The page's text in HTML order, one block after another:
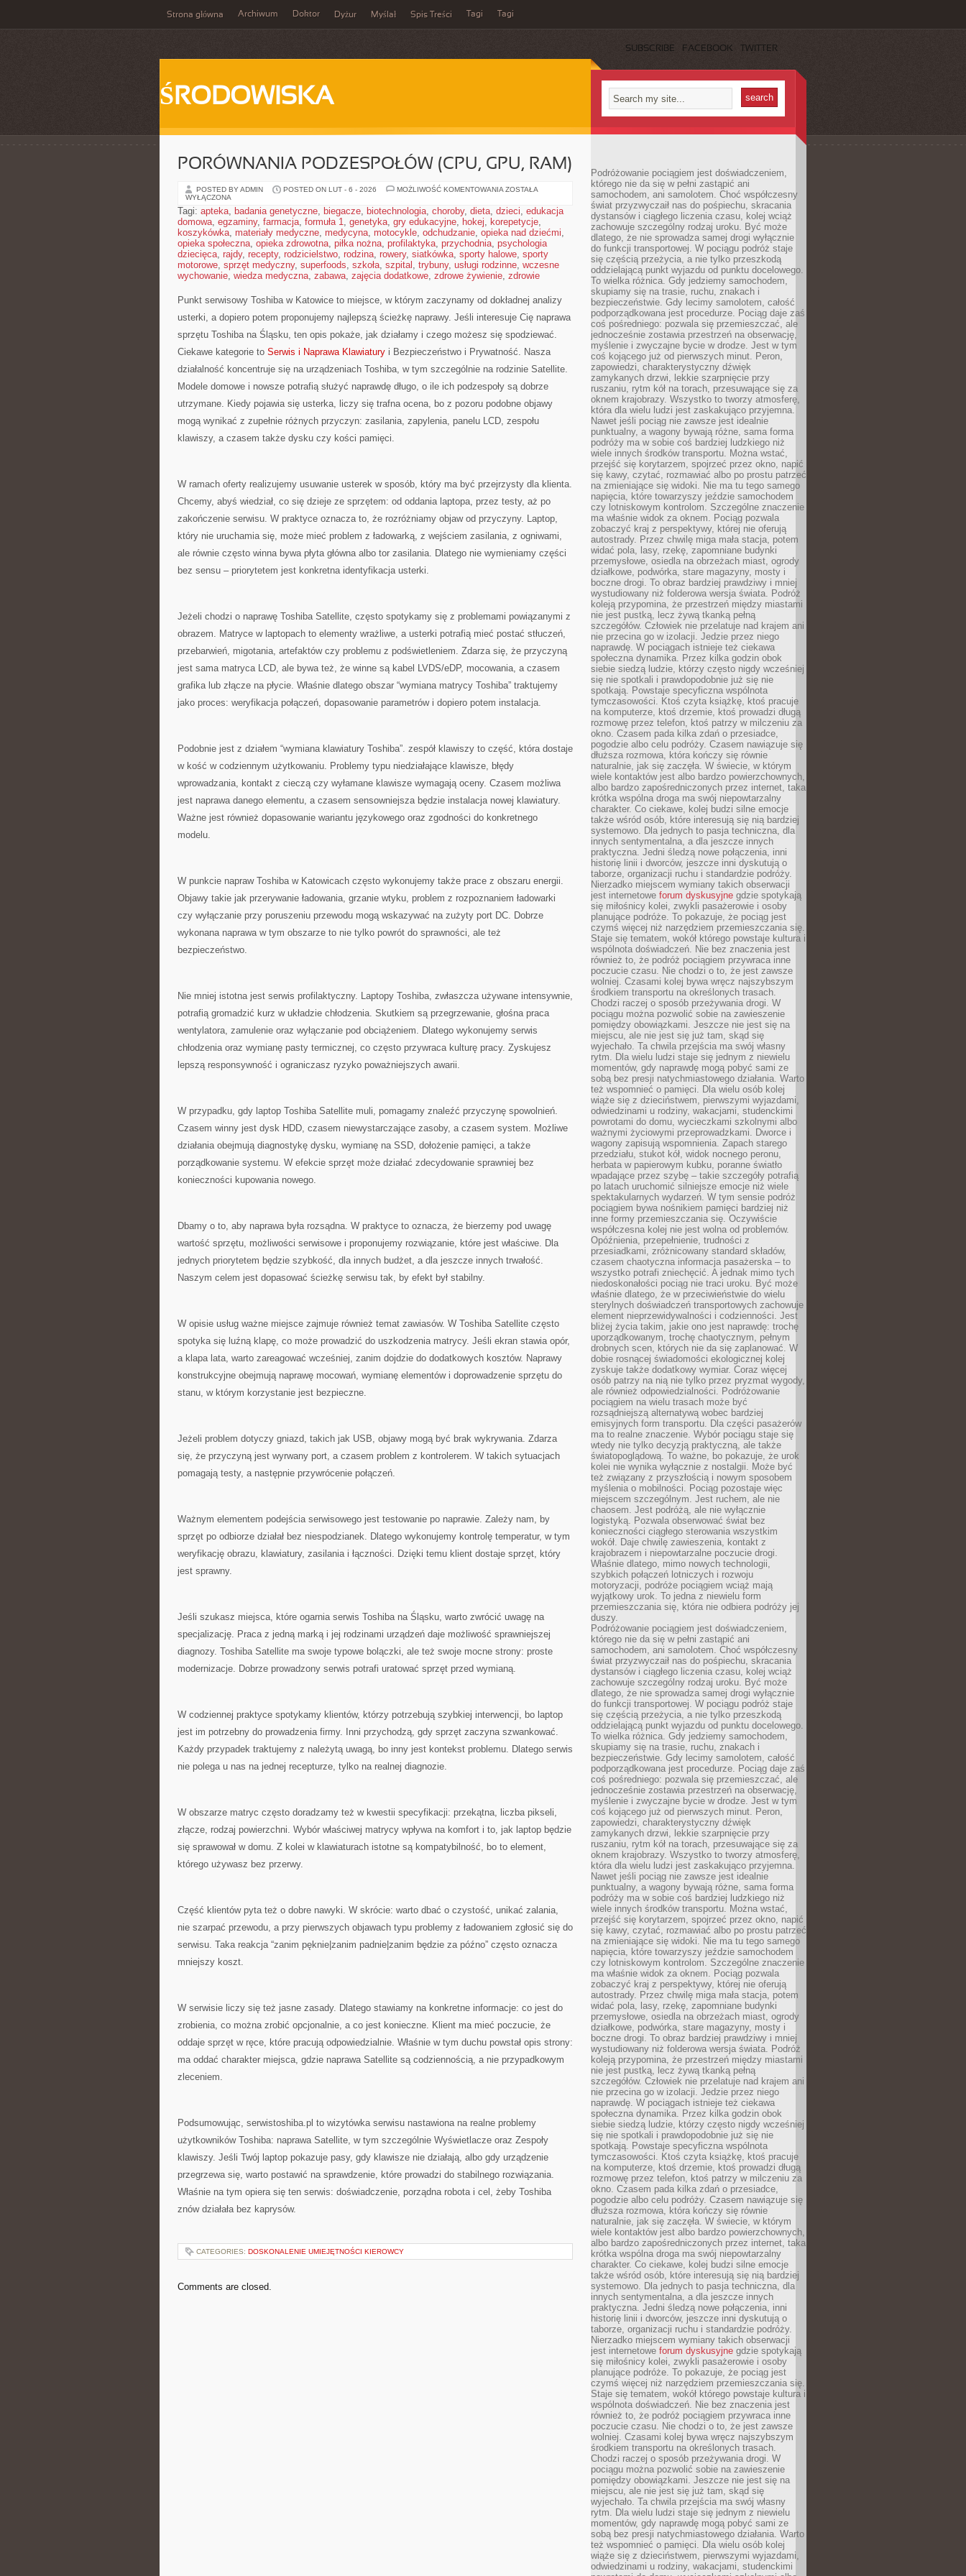
Strona główna Archiwum Doktor Dyżur Myślał Spis Treści Tagi Tagi
SUBSCRIBE FACEBOOK TWITTER
ŚRODOWISKA
PORÓWNANIA PODZESPOŁÓW (CPU, GPU, RAM)
POSTED BY ADMIN POSTED ON LUT - 6 - 2026 MOŻLIWOŚĆ KOMENTOWANIA PORÓWNANIA
GPU,
RAM)
ZOSTAŁA
WYŁĄCZONA
Tagi: apteka, badania genetyczne, biegacze, biotechnologia, choroby, dieta, dzieci, edukacja
domowa, egzaminy, farmacja, formuła 1, genetyka, gry edukacyjne, hokej, korepetycje,
koszykówka, materiały medyczne, medycyna, motocykle, odchudzanie, opieka nad dziećmi,
opieka społeczna, opieka zdrowotna, piłka nożna, profilaktyka, przychodnia, psychologia
dziecięca, rajdy, recepty, rodzicielstwo, rodzina, rowery, siatkówka, sporty halowe, sporty
motorowe, sprzęt medyczny, superfoods, szkoła, szpital , trybuny, usługi rodzinne, wczesne
wychowanie, wiedza medyczna, zabawa, zajęcia dodatkowe, zdrowe żywienie, zdrowie
Punkt serwisowy Toshiba w Katowice to miejsce, w którym zaczynamy od dokładnej analizy
usterki, a dopiero potem proponujemy najlepszą ścieżkę naprawy. Jeśli interesuje Cię naprawa
sprzętu Toshiba na Śląsku, ten opis pokaże, jak działamy i czego możesz się spodziewać.
Ciekawe kategorie to Serwis i Naprawa Klawiatury i Bezpieczeństwo i Prywatność. Nasza
działalność koncentruje się na urządzeniach Toshiba, w tym szczególnie na rodzinie Satellite.
Modele domowe i nowsze potrafią służyć naprawdę długo, o ile ich podzespoły są dobrze
utrzymane. Kiedy pojawia się usterka, liczy się trafna ocena, bo z pozoru podobne objawy
mogą wynikać z zupełnie różnych przyczyn: zasilania, zapylenia, panelu LCD, zespołu
klawiszy, a czasem także dysku czy kości pamięci.
W ramach oferty realizujemy usuwanie usterek w sposób, który ma być przejrzysty dla klienta.
Chcemy, abyś wiedział, co się dzieje ze sprzętem: od oddania laptopa, przez testy, aż po
zakończenie serwisu. W praktyce oznacza to, że rozróżniamy objaw od przyczyny. Laptop,
który nie uruchamia się, może mieć problem z ładowarką, z wejściem zasilania, z ogniwami,
ale równie często winna bywa płyta główna albo tor zasilania. Dlatego nie wymieniamy części
bez sensu – priorytetem jest konkretna identyfikacja usterki.
Jeżeli chodzi o naprawę Toshiba Satellite, często spotykamy się z problemami powiązanymi z
obrazem. Matryce w laptopach to elementy wrażliwe, a usterki potrafią mieć postać stłuczeń,
przebarwień, migotania, artefaktów czy problemu z podświetleniem. Zdarza się, że przyczyną
jest sama matryca LCD, ale bywa też, że winne są kabel LVDS/eDP, mocowania, a czasem
grafika lub złącze na płycie. Właśnie dlatego obszar “wymiana matrycy Toshiba” traktujemy
jako proces: weryfikacja połączeń, dopasowanie parametrów i dopiero potem instalacja.
Podobnie jest z działem “wymiana klawiatury Toshiba”. zespół klawiszy to część, która dostaje
w kość w codziennym użytkowaniu. Problemy typu niedziałające klawisze, błędy
wprowadzania, kontakt z cieczą czy wyłamane klawisze wymagają oceny. Czasem możliwa
jest naprawa danego elementu, a czasem sensowniejsza będzie instalacja nowej klawiatury.
Ważne jest również dopasowanie wariantu językowego oraz zgodności do konkretnego
modelu.
W punkcie napraw Toshiba w Katowicach często wykonujemy także prace z obszaru energii.
Objawy takie jak przerywanie ładowania, grzanie wtyku, problem z rozpoznaniem ładowarki
czy wyłączanie przy poruszeniu przewodu mogą wskazywać na zużyty port DC. Dobrze
wykonana naprawa w tym obszarze to nie tylko powrót do sprawności, ale też
bezpieczeństwo.
Nie mniej istotna jest serwis profilaktyczny. Laptopy Toshiba, zwłaszcza używane intensywnie,
potrafią gromadzić kurz w układzie chłodzenia. Skutkiem są przegrzewanie, głośna praca
wentylatora, zamulenie oraz wyłączanie pod obciążeniem. Dlatego wykonujemy serwis
chłodzenia oraz wymianę pasty termicznej, co często przywraca kulturę pracy. Zyskujesz
lepszą responsywność i ograniczasz ryzyko poważniejszych awarii.
W przypadku, gdy laptop Toshiba Satellite muli, pomagamy znaleźć przyczynę spowolnień.
Czasem winny jest dysk HDD, czasem niewystarczające zasoby, a czasem system. Możliwe
działania obejmują diagnostykę dysku, wymianę na SSD, dołożenie pamięci, a także
porządkowanie systemu. W efekcie sprzęt może działać zdecydowanie sprawniej bez
konieczności kupowania nowego.
Dbamy o to, aby naprawa była rozsądna. W praktyce to oznacza, że bierzemy pod uwagę
wartość sprzętu, możliwości serwisowe i proponujemy rozwiązanie, które jest właściwe. Dla
jednych priorytetem będzie szybkość, dla innych budżet, a dla jeszcze innych trwałość.
Naszym celem jest dopasować ścieżkę serwisu tak, by efekt był stabilny.
W opisie usług ważne miejsce zajmuje również temat zawiasów. W Toshiba Satellite często
spotyka się luźną klapę, co może prowadzić do uszkodzenia matrycy. Jeśli ekran stawia opór,
a klapa lata, warto zareagować wcześniej, zanim dojdzie do dodatkowych kosztów. Naprawy
konstrukcyjne obejmują naprawę mocowań, wymianę elementów i doprowadzenie sprzętu do
stanu, w którym korzystanie jest bezpieczne.
Jeżeli problem dotyczy gniazd, takich jak USB, objawy mogą być brak wykrywania. Zdarza
się, że przyczyną jest wyrwany port, a czasem problem z kontrolerem. W takich sytuacjach
pomagają testy, a następnie przywrócenie połączeń.
Ważnym elementem podejścia serwisowego jest testowanie po naprawie. Zależy nam, by
sprzęt po odbiorze działał bez niespodzianek. Dlatego wykonujemy kontrolę temperatur, w tym
weryfikację obrazu, klawiatury, zasilania i łączności. Dzięki temu klient dostaje sprzęt, który
jest sprawny.
Jeśli szukasz miejsca, które ogarnia serwis Toshiba na Śląsku, warto zwrócić uwagę na
specjalizację. Praca z jedną marką i jej rodzinami urządzeń daje możliwość sprawniejszej
diagnozy. Toshiba Satellite ma swoje typowe bolączki, ale też swoje mocne strony: proste
modernizacje. Dobrze prowadzony serwis potrafi uratować sprzęt przed wymianą.
W codziennej praktyce spotykamy klientów, którzy potrzebują szybkiej interwencji, bo laptop
jest im potrzebny do prowadzenia firmy. Inni przychodzą, gdy sprzęt zaczyna szwankować.
Każdy przypadek traktujemy z należytą uwagą, bo inny jest kontekst problemu. Dlatego serwis
nie polega u nas na jednej recepturze, tylko na realnej diagnozie.
W obszarze matryc często doradzamy też w kwestii specyfikacji: przekątna, liczba pikseli,
złącze, rodzaj powierzchni. Wybór właściwej matrycy wpływa na komfort i to, jak laptop będzie
się sprawował w domu. Z kolei w klawiaturach istotne są kompatybilność, bo to element,
którego używasz bez przerwy.
Część klientów pyta też o dobre nawyki. W skrócie: warto dbać o czystość, unikać zalania,
nie szarpać przewodu, a przy pierwszych objawach typu problemy z ładowaniem zgłosić się do
serwisu. Taka reakcja “zanim pęknie|zanim padnie|zanim będzie za późno” często oznacza
mniejszy koszt.
W serwisie liczy się też jasne zasady. Dlatego stawiamy na konkretne informacje: co jest do
zrobienia, co można zrobić opcjonalnie, a co jest konieczne. Klient ma mieć poczucie, że
oddaje sprzęt w ręce, które pracują odpowiedzialnie. Właśnie w tym duchu powstał opis strony:
ma oddać charakter miejsca, gdzie naprawa Satellite są codziennością, a nie przypadkowym
zleceniem.
Podsumowując, serwistoshiba.pl to wizytówka serwisu nastawiona na realne problemy
użytkowników Toshiba: naprawa Satellite, w tym szczególnie Wyświetlacze oraz Zespoły
klawiszy. Jeśli Twój laptop pokazuje pasy, gdy klawisze nie działają, albo gdy urządzenie
przegrzewa się, warto postawić na sprawdzenie, które prowadzi do stabilnego rozwiązania.
Właśnie na tym opiera się ten serwis: doświadczenie, porządna robota i cel, żeby Toshiba
znów działała bez kaprysów.
CATEGORIES: DOSKONALENIE UMIEJĘTNOŚCI KIEROWCY
Comments are closed.
Podróżowanie pociągiem jest doświadczeniem,
którego nie da się w pełni zastąpić ani
samochodem, ani samolotem. Choć współczesny
świat przyzwyczaił nas do pośpiechu, skracania
dystansów i ciągłego liczenia czasu, kolej wciąż
zachowuje szczególny rodzaj uroku. Być może
dlatego, że nie sprowadza samej drogi wyłącznie
do funkcji transportowej. W pociągu podróż staje
się częścią przeżycia, a nie tylko przeszkodą
oddzielającą punkt wyjazdu od punktu docelowego.
To wielka różnica. Gdy jedziemy samochodem,
skupiamy się na trasie, ruchu, znakach i
bezpieczeństwie. Gdy lecimy samolotem, całość
podporządkowana jest procedurze. Pociąg daje zaś
coś pośredniego: pozwala się przemieszczać, ale
jednocześnie zostawia przestrzeń na obserwację,
myślenie i zwyczajne bycie w drodze. Jest w tym
coś kojącego już od pierwszych minut. Peron,
zapowiedzi, charakterystyczny dźwięk
zamykanych drzwi, lekkie szarpnięcie przy
ruszaniu, rytm kół na torach, przesuwające się za
oknem krajobrazy. Wszystko to tworzy atmosferę,
która dla wielu ludzi jest zaskakująco przyjemna.
Nawet jeśli pociąg nie zawsze jest idealnie
punktualny, a wagony bywają różne, sama forma
podróży ma w sobie coś bardziej ludzkiego niż
wiele innych środków transportu. Można wstać,
przejść się korytarzem, spojrzeć przez okno, napić
się kawy, czytać, rozmawiać albo po prostu patrzeć
na zmieniające się widoki. Nie ma tu tego samego
napięcia, które towarzyszy jeździe samochodem
czy lotniskowym kontrolom. Szczególne znaczenie
ma właśnie widok za oknem. Pociąg pozwala
zobaczyć kraj z perspektywy, której nie oferują
autostrady. Przez chwilę miga mała stacja, potem
widać pola, lasy, rzekę, zapomniane budynki
przemysłowe, osiedla na obrzeżach miast, ogrody
działkowe, podwórka, stare magazyny, mosty i
boczne drogi. To obraz bardziej prawdziwy i mniej
wystudiowany niż folderowa wersja świata. Podróż
koleją przypomina, że przestrzeń między miastami
nie jest pustką, lecz żywą tkanką pełną
szczegółów. Człowiek nie przelatuje nad krajem ani
nie przecina go w izolacji. Jedzie przez niego
naprawdę. W pociągach istnieje też ciekawa
społeczna dynamika. Przez kilka godzin obok
siebie siedzą ludzie, którzy często nigdy wcześniej
się nie spotkali i prawdopodobnie już się nie
spotkają. Powstaje specyficzna wspólnota
tymczasowości. Ktoś czyta książkę, ktoś pracuje
na komputerze, ktoś drzemie, ktoś prowadzi długą
rozmowę przez telefon, ktoś patrzy w milczeniu za
okno. Czasem pada kilka zdań o przesiadce,
pogodzie albo celu podróży. Czasem nawiązuje się
dłuższa rozmowa, która kończy się równie
naturalnie, jak się zaczęła. W świecie, w którym
wiele kontaktów jest albo bardzo powierzchownych,
albo bardzo zapośredniczonych przez internet, taka
krótka wspólna droga ma swój niepowtarzalny
charakter. Co ciekawe, kolej budzi silne emocje
także wśród osób, które interesują się nią bardziej
systemowo. Dla jednych to pasja techniczna, dla
innych sentymentalna, a dla jeszcze innych
praktyczna. Jedni śledzą nowe połączenia, inni
historię linii i dworców, jeszcze inni dyskutują o
taborze, organizacji ruchu i standardzie podróży.
Nierzadko miejscem wymiany takich obserwacji
jest internetowe forum dyskusyjne gdzie spotykają
się miłośnicy kolei, zwykli pasażerowie i osoby
planujące podróże. To pokazuje, że pociąg jest
czymś więcej niż narzędziem przemieszczania się.
Staje się tematem, wokół którego powstaje kultura i
wspólnota doświadczeń. Nie bez znaczenia jest
również to, że podróż pociągiem przywraca inne
poczucie czasu. Nie chodzi o to, że jest zawsze
wolniej. Czasami kolej bywa wręcz najszybszym
środkiem transportu na określonych trasach.
Chodzi raczej o sposób przeżywania drogi. W
pociągu można pozwolić sobie na zawieszenie
pomiędzy obowiązkami. Jeszcze nie jest się na
miejscu, ale nie jest się już tam, skąd się
wyjechało. Ta chwila przejścia ma swój własny
rytm. Dla wielu ludzi staje się jednym z niewielu
momentów, gdy naprawdę mogą pobyć sami ze
sobą bez presji natychmiastowego działania. Warto
też wspomnieć o pamięci. Dla wielu osób kolej
wiąże się z dzieciństwem, pierwszymi wyjazdami,
odwiedzinami u rodziny, wakacjami, studenckimi
powrotami do domu, wycieczkami szkolnymi albo
ważnymi życiowymi przeprowadzkami. Dworce i
wagony zapisują wspomnienia. Zapach starego
przedziału, stukot kół, widok nocnego peronu,
herbata w papierowym kubku, poranne światło
wpadające przez szybę – takie szczegóły potrafią
po latach uruchomić silniejsze emocje niż wiele
spektakularnych wydarzeń. W tym sensie podróż
pociągiem bywa nośnikiem pamięci bardziej niż
inne formy przemieszczania się. Oczywiście
współczesna kolej nie jest wolna od problemów.
Opóźnienia, przepełnienie, trudności z
przesiadkami, zróżnicowany standard składów,
czasem chaotyczna informacja pasażerska – to
wszystko potrafi zniechęcić. A jednak mimo tych
niedoskonałości pociąg nie traci uroku. Być może
właśnie dlatego, że w przeciwieństwie do wielu
sterylnych doświadczeń transportowych zachowuje
element nieprzewidywalności i codzienności. Jest
bliżej życia takim, jakie ono jest naprawdę: trochę
uporządkowanym, trochę chaotycznym, pełnym
drobnych scen, których nie da się zaplanować. W
dobie rosnącej świadomości ekologicznej kolej
zyskuje także dodatkowy wymiar. Coraz więcej
osób patrzy na nią nie tylko przez pryzmat wygody,
ale również odpowiedzialności. Podróżowanie
pociągiem na wielu trasach może być
rozsądniejszą alternatywą wobec bardziej
emisyjnych form transportu. Dla części pasażerów
ma to realne znaczenie. Wybór pociągu staje się
wtedy nie tylko decyzją praktyczną, ale także
światopoglądową. To ważne, bo pokazuje, że urok
kolei nie wynika wyłącznie z nostalgii. Może być
też związany z przyszłością i nowym sposobem
myślenia o mobilności. Pociąg pozostaje więc
miejscem szczególnym. Jest ruchem, ale nie
chaosem. Jest podróżą, ale nie wyłącznie
logistyką. Pozwala obserwować świat bez
konieczności ciągłego sterowania wszystkim
wokół. Daje chwilę zawieszenia, kontakt z
krajobrazem i niepowtarzalne poczucie drogi.
Właśnie dlatego, mimo nowych technologii,
szybkich połączeń lotniczych i rozwoju
motoryzacji, podróże pociągiem wciąż mają
wyjątkowy urok. To jedna z niewielu form
przemieszczania się, która nie odbiera podróży jej
duszy.
Podróżowanie pociągiem jest doświadczeniem,
którego nie da się w pełni zastąpić ani
samochodem, ani samolotem. Choć współczesny
świat przyzwyczaił nas do pośpiechu, skracania
dystansów i ciągłego liczenia czasu, kolej wciąż
zachowuje szczególny rodzaj uroku. Być może
dlatego, że nie sprowadza samej drogi wyłącznie
do funkcji transportowej. W pociągu podróż staje
się częścią przeżycia, a nie tylko przeszkodą
oddzielającą punkt wyjazdu od punktu docelowego.
To wielka różnica. Gdy jedziemy samochodem,
skupiamy się na trasie, ruchu, znakach i
bezpieczeństwie. Gdy lecimy samolotem, całość
podporządkowana jest procedurze. Pociąg daje zaś
coś pośredniego: pozwala się przemieszczać, ale
jednocześnie zostawia przestrzeń na obserwację,
myślenie i zwyczajne bycie w drodze. Jest w tym
coś kojącego już od pierwszych minut. Peron,
zapowiedzi, charakterystyczny dźwięk
zamykanych drzwi, lekkie szarpnięcie przy
ruszaniu, rytm kół na torach, przesuwające się za
oknem krajobrazy. Wszystko to tworzy atmosferę,
która dla wielu ludzi jest zaskakująco przyjemna.
Nawet jeśli pociąg nie zawsze jest idealnie
punktualny, a wagony bywają różne, sama forma
podróży ma w sobie coś bardziej ludzkiego niż
wiele innych środków transportu. Można wstać,
przejść się korytarzem, spojrzeć przez okno, napić
się kawy, czytać, rozmawiać albo po prostu patrzeć
na zmieniające się widoki. Nie ma tu tego samego
napięcia, które towarzyszy jeździe samochodem
czy lotniskowym kontrolom. Szczególne znaczenie
ma właśnie widok za oknem. Pociąg pozwala
zobaczyć kraj z perspektywy, której nie oferują
autostrady. Przez chwilę miga mała stacja, potem
widać pola, lasy, rzekę, zapomniane budynki
przemysłowe, osiedla na obrzeżach miast, ogrody
działkowe, podwórka, stare magazyny, mosty i
boczne drogi. To obraz bardziej prawdziwy i mniej
wystudiowany niż folderowa wersja świata. Podróż
koleją przypomina, że przestrzeń między miastami
nie jest pustką, lecz żywą tkanką pełną
szczegółów. Człowiek nie przelatuje nad krajem ani
nie przecina go w izolacji. Jedzie przez niego
naprawdę. W pociągach istnieje też ciekawa
społeczna dynamika. Przez kilka godzin obok
siebie siedzą ludzie, którzy często nigdy wcześniej
się nie spotkali i prawdopodobnie już się nie
spotkają. Powstaje specyficzna wspólnota
tymczasowości. Ktoś czyta książkę, ktoś pracuje
na komputerze, ktoś drzemie, ktoś prowadzi długą
rozmowę przez telefon, ktoś patrzy w milczeniu za
okno. Czasem pada kilka zdań o przesiadce,
pogodzie albo celu podróży. Czasem nawiązuje się
dłuższa rozmowa, która kończy się równie
naturalnie, jak się zaczęła. W świecie, w którym
wiele kontaktów jest albo bardzo powierzchownych,
albo bardzo zapośredniczonych przez internet, taka
krótka wspólna droga ma swój niepowtarzalny
charakter. Co ciekawe, kolej budzi silne emocje
także wśród osób, które interesują się nią bardziej
systemowo. Dla jednych to pasja techniczna, dla
innych sentymentalna, a dla jeszcze innych
praktyczna. Jedni śledzą nowe połączenia, inni
historię linii i dworców, jeszcze inni dyskutują o
taborze, organizacji ruchu i standardzie podróży.
Nierzadko miejscem wymiany takich obserwacji
jest internetowe forum dyskusyjne gdzie spotykają
się miłośnicy kolei, zwykli pasażerowie i osoby
planujące podróże. To pokazuje, że pociąg jest
czymś więcej niż narzędziem przemieszczania się.
Staje się tematem, wokół którego powstaje kultura i
wspólnota doświadczeń. Nie bez znaczenia jest
również to, że podróż pociągiem przywraca inne
poczucie czasu. Nie chodzi o to, że jest zawsze
wolniej. Czasami kolej bywa wręcz najszybszym
środkiem transportu na określonych trasach.
Chodzi raczej o sposób przeżywania drogi. W
pociągu można pozwolić sobie na zawieszenie
pomiędzy obowiązkami. Jeszcze nie jest się na
miejscu, ale nie jest się już tam, skąd się
wyjechało. Ta chwila przejścia ma swój własny
rytm. Dla wielu ludzi staje się jednym z niewielu
momentów, gdy naprawdę mogą pobyć sami ze
sobą bez presji natychmiastowego działania. Warto
też wspomnieć o pamięci. Dla wielu osób kolej
wiąże się z dzieciństwem, pierwszymi wyjazdami,
odwiedzinami u rodziny, wakacjami, studenckimi